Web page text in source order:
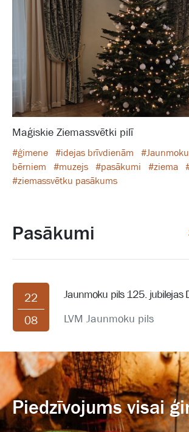
Maģiskie Ziemassvētki pilī
#ģimene #idejas brīvdienām
bērniem
#muzejs #pasākumi #ziema
#ziemassvētku pasākums
Pasākumi
22
08
Jaunmoku pils 125. jubilejas
LVM Jaunmoku pils
Piedzīvojums visai